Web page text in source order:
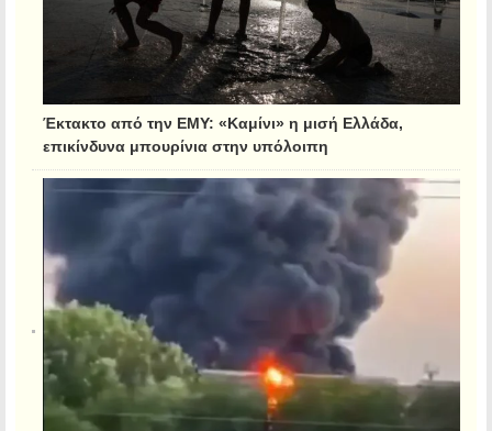
Έκτακτο από την ΕΜΥ: «Καμίνι» η μισή Ελλάδα,
επικίνδυνα μπουρίνια στην υπόλοιπη